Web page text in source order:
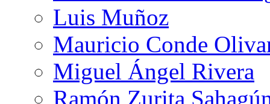
Luis Muñoz
Mauricio Conde
Miguel Ángel Rivera
Ramón Zurita